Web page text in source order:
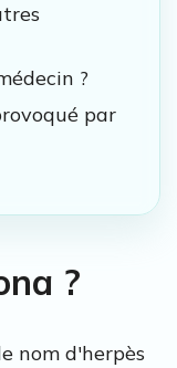
?
par
?
nom d'herpès